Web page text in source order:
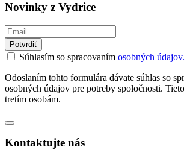
Novinky z Vydrice
Potvrdiť
Súhlasím so spracovaním osobných údajov.
Odoslaním tohto formulára dávate súhlas so
osobných údajov pre potreby spoločnosti.
tretím osobám.
Kontaktujte nás